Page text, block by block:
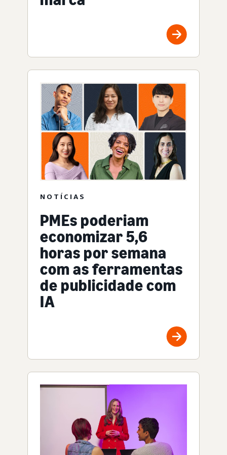
NOTÍCIAS
PMEs poderiam
economizar 5,6
horas por semana
com as ferramentas
de publicidade com
IA